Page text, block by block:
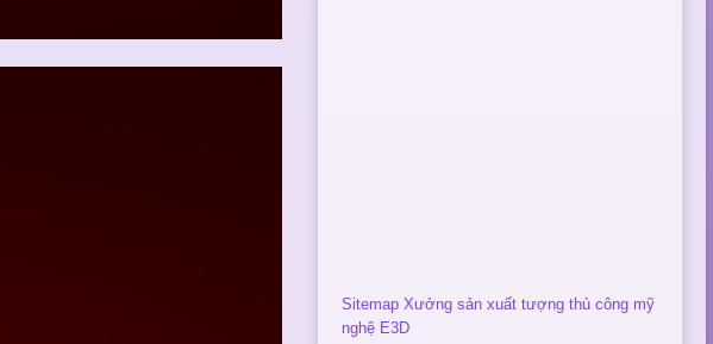
Sitemap Xưởng sản xuất tượng thủ công mỹ
nghệ E3D